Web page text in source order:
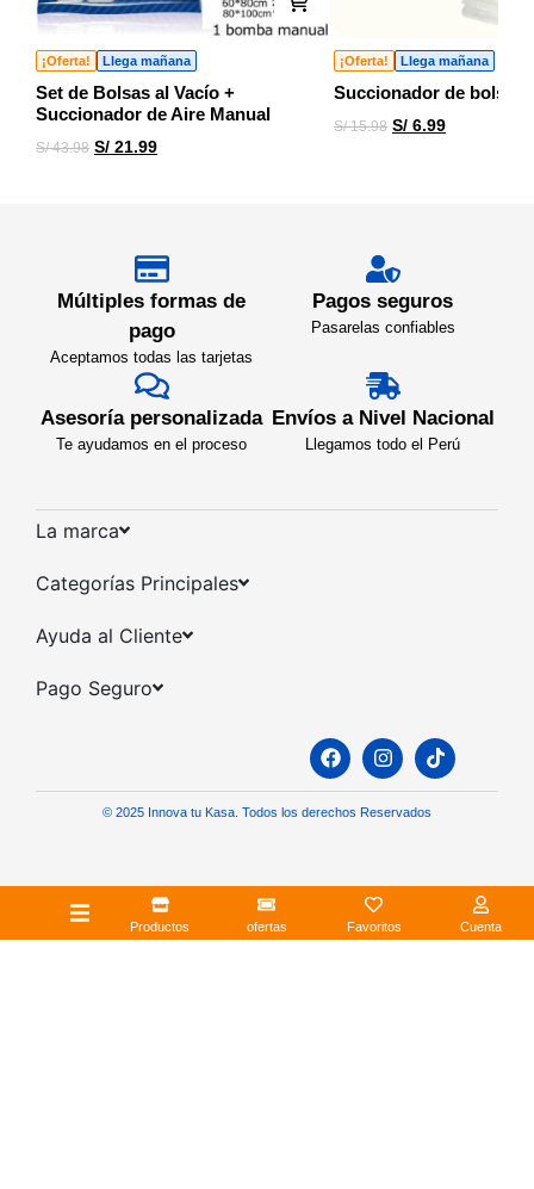
¡Oferta! Llega mañana
Set de Bolsas al Vacío +
Succionador de Aire Manual
S/43.98 S/ 21.99
¡Oferta! Llega mañana
Succionador de bolsa
S/15.98 S/ 6.99
Múltiples formas de
pago
Aceptamos todas las tarjetas
Pagos seguros
Pasarelas confiables
Asesoría personalizada
Te ayudamos en el proceso
Envíos a Nivel Nacional
Llegamos todo el Perú
La marca​
Categorías Principales​
Ayuda al Cliente​
Pago Seguro​
© 2025 Innova tu Kasa. Todos los derechos Reservados
Productos ofertas Favoritos Cuenta